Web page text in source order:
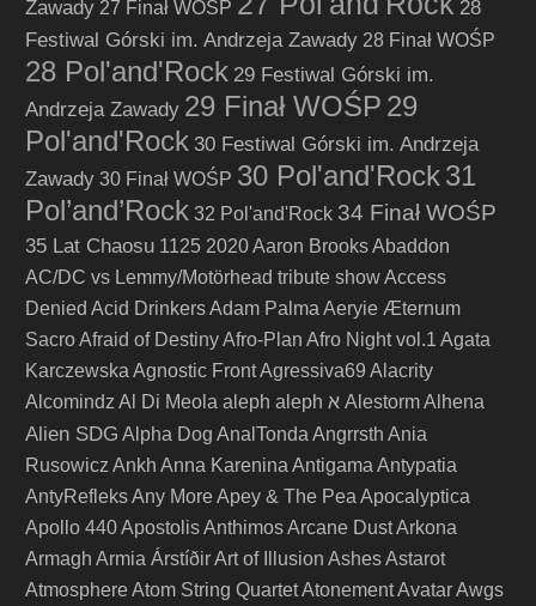
Zawady 27 Finał WOŚP
28
Festiwal Górski im. Andrzeja Zawady 28 Finał WOŚP
28 Pol'and'Rock 29 Festiwal Górski im.
Andrzeja Zawady 29 Finał WOŚP 29
Pol'and'Rock 30 Festiwal Górski im. Andrzeja
Zawady 30 Finał WOŚP 30 Pol'and'Rock31
Pol’and’Rock 32 Pol'and'Rock 34 Finał WOŚP
35 Lat Chaosu 1125 2020Aaron BrooksAbaddon
AC/DC vs Lemmy/Motörhead tribute showAccess
Denied Acid DrinkersAdam Palma Aeryie Æternum
SacroAfraid of DestinyAfro-Plan Afro Night vol.1 Agata
Karczewska Agnostic FrontAgressiva69 Alacrity
Alcomindz Al Di Meola aleph aleph א AlestormAlhena
Alien SDG Alpha Dog AnalTonda Angrrsth Ania
Rusowicz Ankh Anna Karenina Antigama Antypatia
AntyRefleksAny MoreApey & The Pea Apocalyptica
Apollo 440Apostolis AnthimosArcane DustArkona
Armagh Armia ÁrstíðirArt of Illusion AshesAstarot
AtmosphereAtom String QuartetAtonementAvatarAwgs